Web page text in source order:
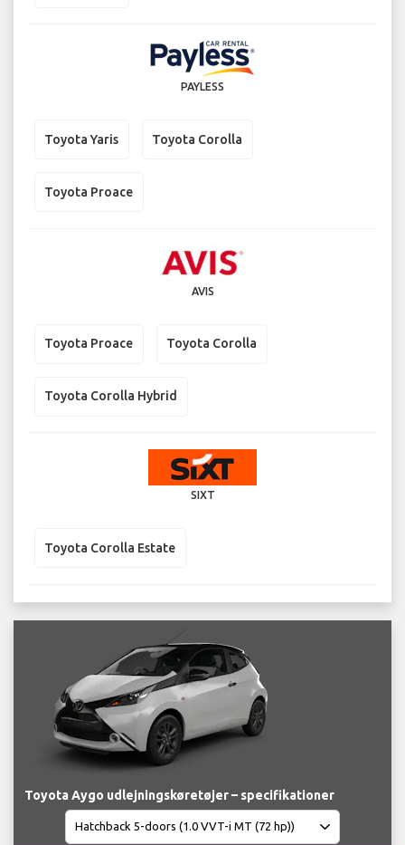
PAYLESS
Toyota Yaris Toyota Corolla
Toyota Proace
AVIS
Toyota Proace Toyota Corolla
Toyota Corolla Hybrid
SIXT
Toyota Corolla Estate
Toyota Aygo udlejningskøretøjer – specifikationer